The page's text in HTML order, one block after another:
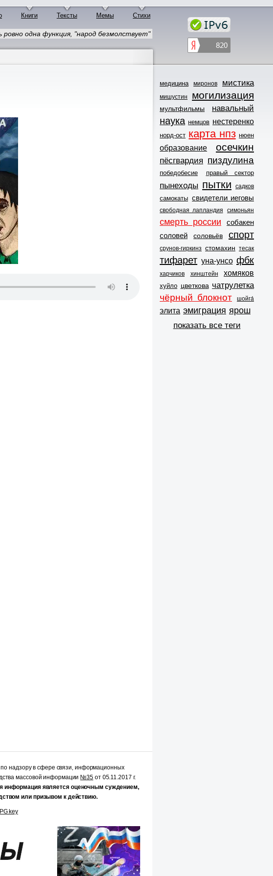
Книги Тексты Мемы Стихи
одна функция, "народ безмолствует"
надзору в сфере связи, информационных
массовой информации №35от 05.11.2017 г.
является оценочным суждением,
или призывом к действию.
key
медицина миронов мистика
мишустин могилизация
мультфильмы навальный
наука немцов нестеренко
норд-ост карта нпз нюен
образование осечкин
пёсгвардия пиздулина
победобесие правый сектор
пынеходы пытки садков
самокаты свидетели иеговы
свободная лапландия симоньян
смерть россии
собакен
соловей
соловьёв спорт
срунов-гиркинз стомахин тесак
тифарет уна-унсо фбк
харчиков хинштейн хомяков
хуйло цветкова чатрулетка
чёрный блокнот шойга́
элита эмиграция ярош
показать все теги